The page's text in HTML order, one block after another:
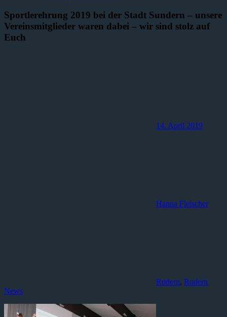
Sportlerehrung 2019 bei der Stadt Sundern – unsere
Vereinsmitglieder waren dabei – wir sind stolz auf
Euch
14. April 2019
Hanna Fleischer
Rudern, Rudern
News